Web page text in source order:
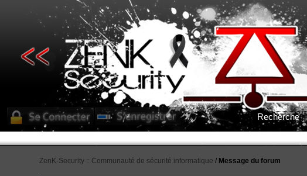
Recherche
ZenK-Security :: Communauté de sécurité informatique / Message du forum